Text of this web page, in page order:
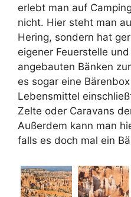
erlebt man auf
nicht. Hier steht man
Hering, sondern hat
eigener Feuerstelle
angebauten Bänken
es sogar eine
Lebensmittel
Zelte oder Caravans
Außerdem kann man
falls es doch mal ein